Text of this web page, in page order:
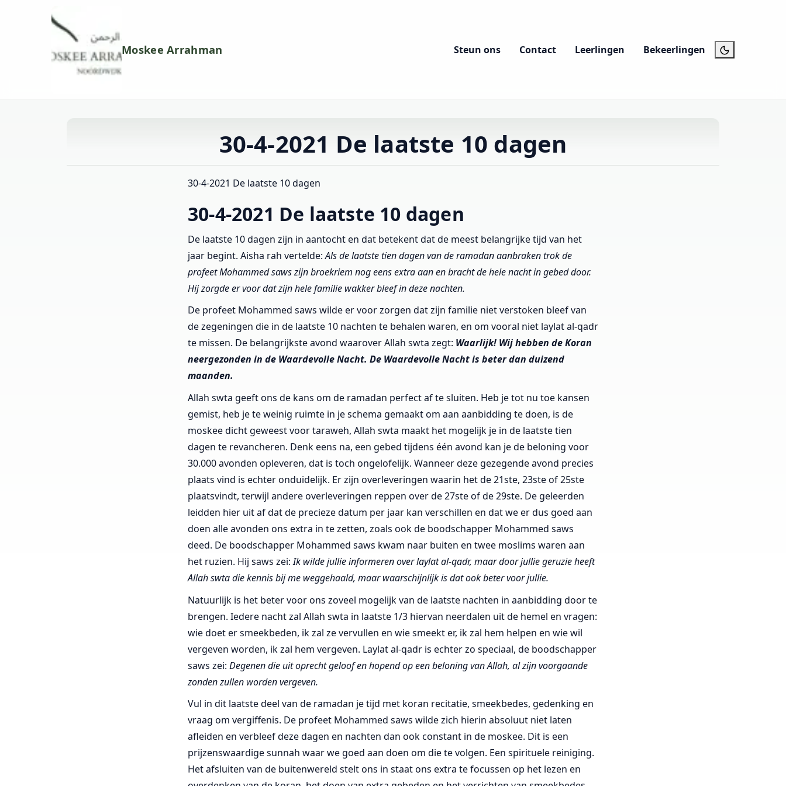
Moskee Arrahman Steun ons Contact Leerlingen Bekeerlingen
30-4-2021 De laatste 10 dagen
30-4-2021 De laatste 10 dagen
30-4-2021 De laatste 10 dagen
De laatste 10 dagen zijn in aantocht en dat betekent dat de meest belangrijke tijd van het
jaar begint. Aisha rah vertelde:Als de laatste tien dagen van de ramadan aanbraken trok de
profeet Mohammed saws zijn broekriem nog eens extra aan en bracht de hele nacht in gebed door.
Hij zorgde er voor dat zijn hele familie wakker bleef in deze nachten.
De profeet Mohammed saws wilde er voor zorgen dat zijn familie niet verstoken bleef van
de zegeningen die in de laatste 10 nachten te behalen waren, en om vooral niet laylat al-qadr
te missen. De belangrijkste avond waarover Allah swta zegt: Waarlijk! Wij hebben de Koran
neergezonden in de Waardevolle Nacht. De Waardevolle Nacht is beter dan duizend
maanden.
Allah swta geeft ons de kans om de ramadan perfect af te sluiten. Heb je tot nu toe kansen
gemist, heb je te weinig ruimte in je schema gemaakt om aan aanbidding te doen, is de
moskee dicht geweest voor taraweh, Allah swta maakt het mogelijk je in de laatste tien
dagen te revancheren. Denk eens na, een gebed tijdens één avond kan je de beloning voor
30.000 avonden opleveren, dat is toch ongelofelijk. Wanneer deze gezegende avond precies
plaats vind is echter onduidelijk. Er zijn overleveringen waarin het de 21ste, 23ste of 25ste
plaatsvindt, terwijl andere overleveringen reppen over de 27ste of de 29ste. De geleerden
leidden hier uit af dat de precieze datum per jaar kan verschillen en dat we er dus goed aan
doen alle avonden ons extra in te zetten, zoals ook de boodschapper Mohammed saws
deed. De boodschapper Mohammed saws kwam naar buiten en twee moslims waren aan
het ruzien. Hij saws zei:Ik wilde jullie informeren over laylat al-qadr, maar door jullie geruzie heeft
Allah swta die kennis bij me weggehaald, maar waarschijnlijk is dat ook beter voor jullie.
Natuurlijk is het beter voor ons zoveel mogelijk van de laatste nachten in aanbidding door te
brengen. Iedere nacht zal Allah swta in laatste 1/3 hiervan neerdalen uit de hemel en vragen:
wie doet er smeekbeden, ik zal ze vervullen en wie smeekt er, ik zal hem helpen en wie wil
vergeven worden, ik zal hem vergeven. Laylat al-qadr is echter zo speciaal, de boodschapper
saws zei: Degenen die uit oprecht geloof en hopend op een beloning van Allah, al zijn voorgaande
zonden zullen worden vergeven.
Vul in dit laatste deel van de ramadan je tijd met koran recitatie, smeekbedes, gedenking en
vraag om vergiffenis. De profeet Mohammed saws wilde zich hierin absoluut niet laten
afleiden en verbleef deze dagen en nachten dan ook constant in de moskee. Dit is een
prijzenswaardige sunnah waar we goed aan doen om die te volgen. Een spirituele reiniging.
Het afsluiten van de buitenwereld stelt ons in staat ons extra te focussen op het lezen en